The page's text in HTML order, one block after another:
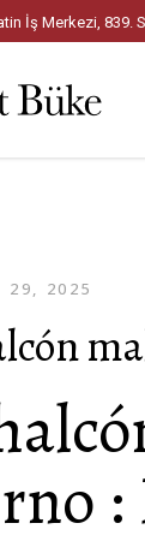
İş Merkezi,
29, 2025